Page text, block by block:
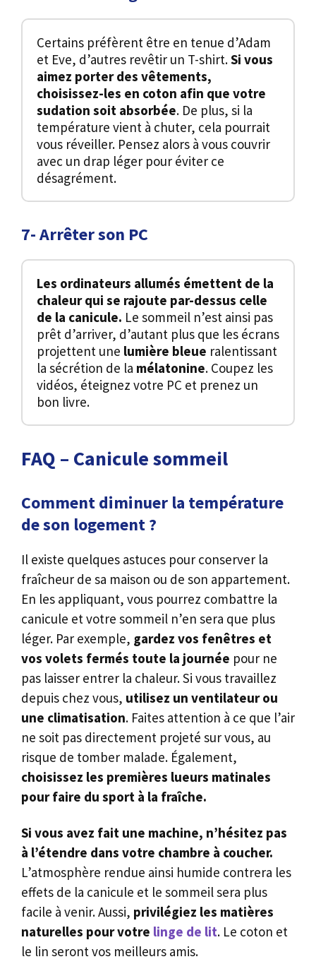
Certains préfèrent être en tenue d’Adam
et Eve, d’autres revêtir un T-shirt.Si vous
aimez porter des vêtements,
choisissez-les en coton afin que votre
sudation soit absorbée. De plus, si la
température vient à chuter, cela pourrait
vous réveiller. Pensez alors à vous couvrir
avec un drap léger pour éviter ce
désagrément.
7- Arrêter son PC
Les ordinateurs allumés émettent de la
chaleur qui se rajoute par-dessus celle
de la canicule. Le sommeil n’est ainsi pas
prêt d’arriver, d’autant plus que les écrans
projettent une lumière bleue ralentissant
la sécrétion de la mélatonine. Coupez les
vidéos, éteignez votre PC et prenez un
bon livre.
FAQ – Canicule sommeil
Comment diminuer la température
de son logement ?
Il existe quelques astuces pour conserver la
fraîcheur de sa maison ou de son appartement.
En les appliquant, vous pourrez combattre la
canicule et votre sommeil n’en sera que plus
léger. Par exemple, gardez vos fenêtres et
vos volets fermés toute la journée pour ne
pas laisser entrer la chaleur. Si vous travaillez
depuis chez vous, utilisez un ventilateur ou
une climatisation. Faites attention à ce que l’air
ne soit pas directement projeté sur vous, au
risque de tomber malade. Également,
choisissez les premières lueurs matinales
pour faire du sport à la fraîche.
Si vous avez fait une machine, n’hésitez pas
à l’étendre dans votre chambre à coucher.
L’atmosphère rendue ainsi humide contrera les
effets de la canicule et le sommeil sera plus
facile à venir. Aussi, privilégiez les matières
naturelles pour votre linge de lit. Le coton et
le lin seront vos meilleurs amis.